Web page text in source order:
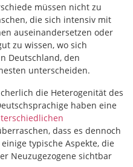
müssen nicht zu
die sich intensiv mit
auseinandersetzen oder
zu wissen, wo sich
Deutschland, den
unterscheiden.
die Heterogenität des
haben eine
dass es dennoch
typische Aspekte, die
Neuzugezogene sichtbar